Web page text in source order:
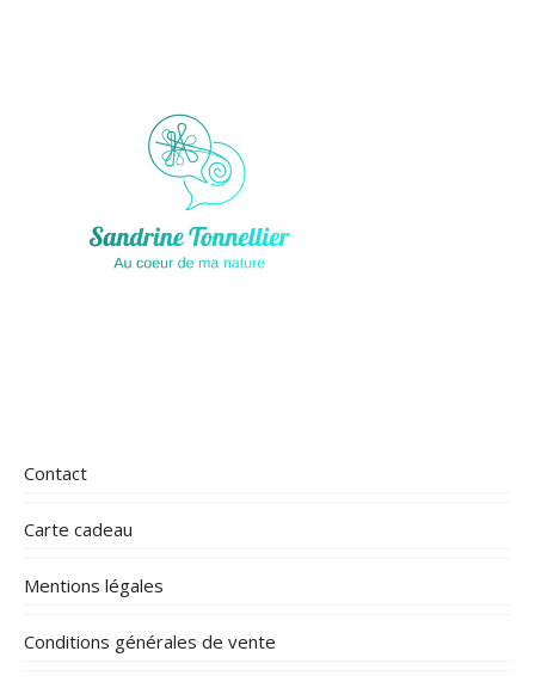
Contact
Carte cadeau
Mentions légales
Conditions générales de vente